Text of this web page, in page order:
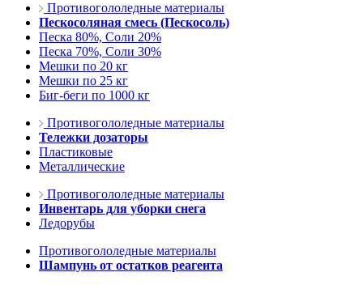
Противогололедные материалы
Пескосоляная смесь (Пескосоль)
Песка 80%, Соли 20%
Песка 70%, Соли 30%
Мешки по 20 кг
Мешки по 25 кг
Биг-беги по 1000 кг
Противогололедные материалы
Тележки дозаторы
Пластиковые
Металлические
Противогололедные материалы
Инвентарь для уборки снега
Ледорубы
Противогололедные материалы
Шампунь от остатков реагента